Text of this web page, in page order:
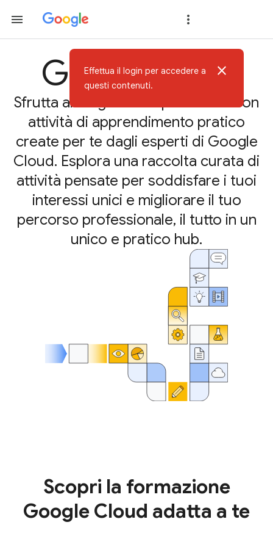
Google Skills
Sfrutta al meglio il tuo potenziale con
attività di apprendimento pratico
create per te dagli esperti di Google
Cloud. Esplora una raccolta curata di
attività pensate per soddisfare i tuoi
interessi unici e migliorare il tuo
percorso professionale, il tutto in un
unico e pratico hub.
Scopri la formazione
Google Cloud adatta a te
Effettua il login per accedere a
questi contenuti.
close